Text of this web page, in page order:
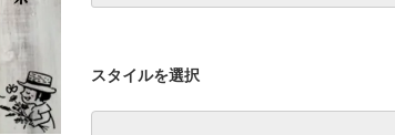
スタイルを選択